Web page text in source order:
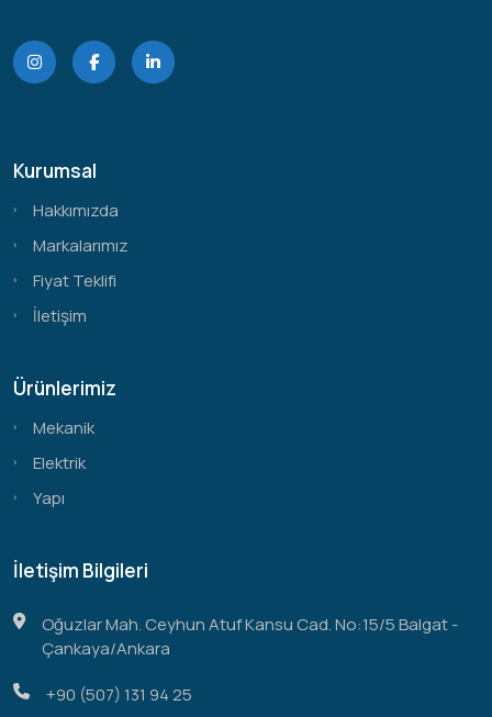
Kurumsal
Hakkımızda
Markalarımız
Fiyat Teklifi
İletişim
Ürünlerimiz
Mekanik
Elektrik
Yapı
İletişim Bilgileri
Oğuzlar Mah. Ceyhun Atuf Kansu Cad. No:15/5 Balgat -
Çankaya/Ankara
+90 (507) 131 94 25